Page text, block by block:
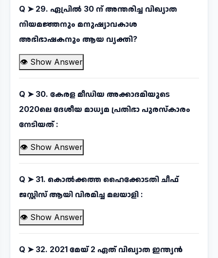
Q ➤ 29. ഏപ്രിൽ 30 ന് അന്തരിച്ച വിഖ്യാത
നിയമജ്ഞനും മനുഷ്യാവകാശ
അഭിഭാഷകനും ആയ വ്യക്തി?
👁 Show Answer
Q ➤ 30. കേരള മീഡിയ അക്കാദമിയുടെ
2020ലെ ദേശീയ മാധ്യമ പ്രതിഭാ പുരസ്കാരം
നേടിയത് :
👁 Show Answer
Q ➤ 31. കൊൽക്കത്ത ഹൈക്കോടതി ചീഫ്
ജസ്റ്റിസ് ആയി വിരമിച്ച മലയാളി :
👁 Show Answer
Q ➤ 32. 2021 മേയ് 2 ഏത് വിഖ്യാത ഇന്ത്യൻ